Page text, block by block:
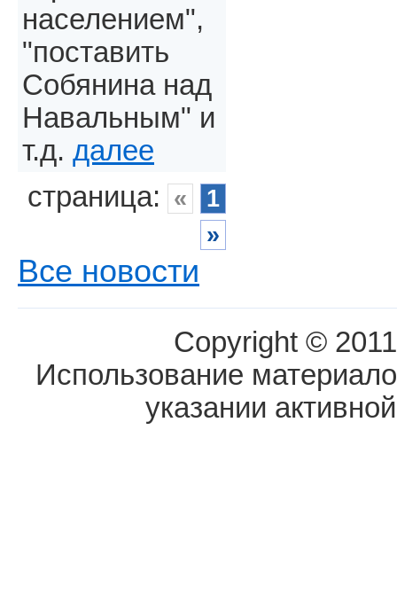
населением",
"поставить
Собянина над
Навальным" и
т.д. далее
страница: «
1
»
Все новости
Copyright ©
Использование
указании